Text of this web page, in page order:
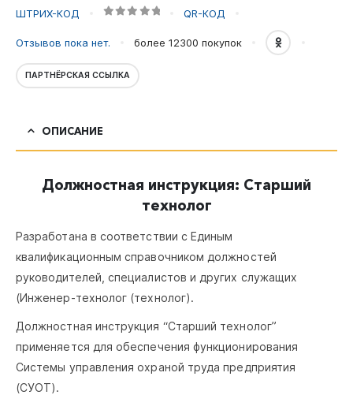
ШТРИХ-КОД QR-КОД
Отзывов пока нет. более 12300 покупок
ПАРТНЁРСКАЯ ССЫЛКА
ОПИСАНИЕ
Должностная инструкция: Старший
технолог
Разработана в соответствии с Единым
квалификационным справочником должностей
руководителей, специалистов и других служащих
(Инженер-технолог (технолог).
Должностная инструкция “Старший технолог”
применяется для обеспечения функционирования
Системы управления охраной труда предприятия
(СУОТ).